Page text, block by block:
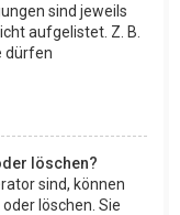
sind jeweils
aufgelistet. Z. B.
dürfen
löschen?
sind, können
löschen. Sie